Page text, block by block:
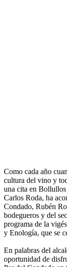
Como cada año
cultura del vino y
una cita en
Carlos Roda, ha
Condado, Rubén
bodegueros y del
programa de la
y Enología, que se
En palabras del
oportunidad de